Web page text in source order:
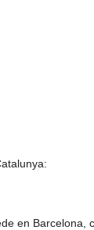
en Barcelona,